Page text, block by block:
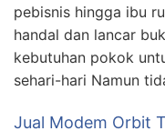
pebisnis hingga ibu
handal dan lancar
kebutuhan pokok
sehari-hari Namun
Jual Modem Orbit